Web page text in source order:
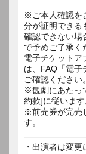
※ご本人確認を
分が証明できる
確認できない場
で予めご了承く
電子チケットア
は、FAQ「電子
ご確認ください。
※観劇にあたっ
約款]に従います
※前売券が完売
す。
・出演者は変